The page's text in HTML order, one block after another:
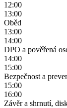
12:00
13:00
Oběd
13:00
14:00
DPO a pověřená
14:00
15:00
Bezpečnost a
15:00
16:00
Závěr a shrnutí,